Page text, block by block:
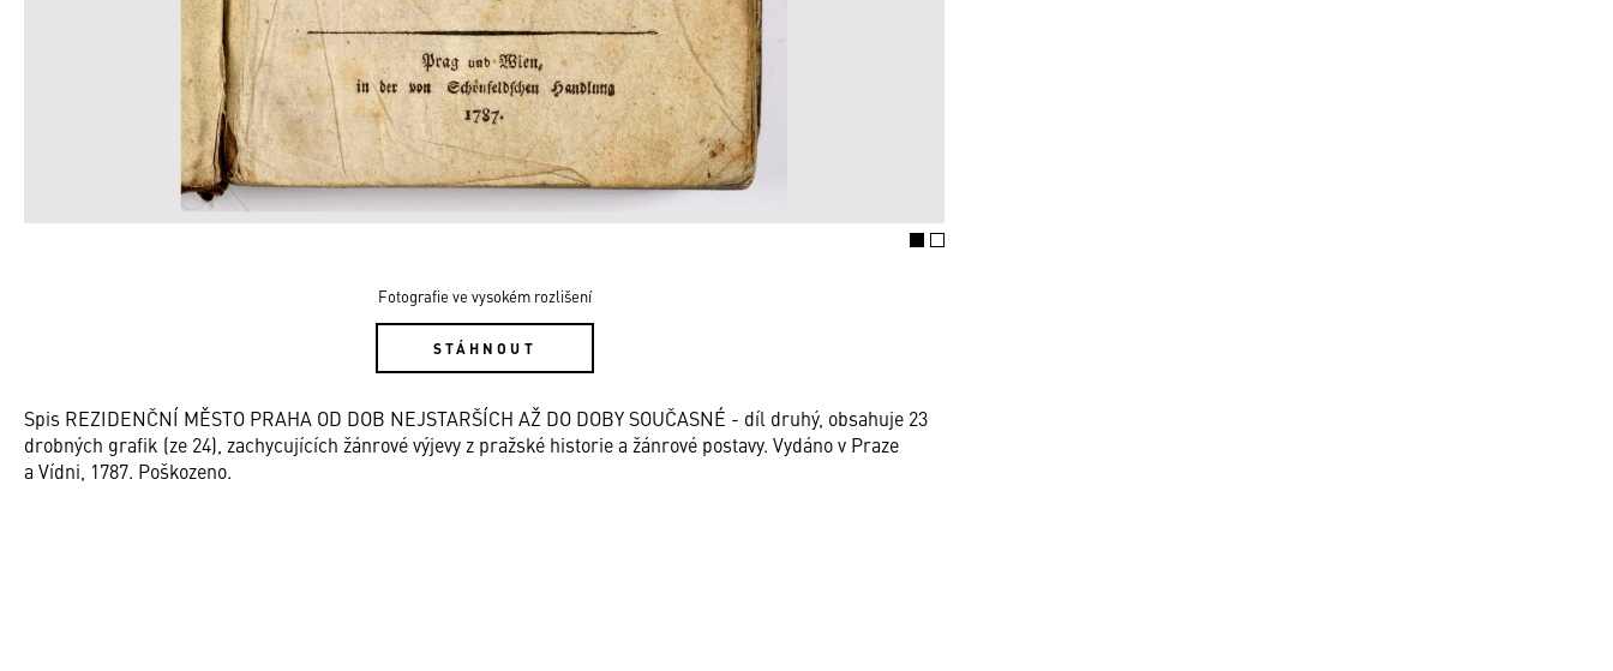
Fotografie ve vysokém rozlišení
STÁHNOUT
Spis REZIDENČNÍ MĚSTO PRAHA OD DOB NEJSTARŠÍCH AŽ DO DOBY SOUČASNÉ - díl druhý, obsahuje 23
drobných grafik (ze 24), zachycujících žánrové výjevy z pražské historie a žánrové postavy. Vydáno v Praze
a Vídni, 1787. Poškozeno.